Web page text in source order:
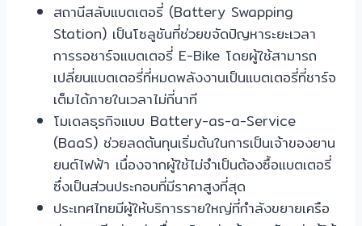
สถานีสลับแบตเตอรี่ (Battery Swapping
Station) เป็นโซลูชันที่ช่วยขจัดปัญหาระยะเวลา
การรอชาร์จแบตเตอรี่ E-Bike โดยผู้ใช้สามารถ
เปลี่ยนแบตเตอรี่ที่หมดพลังงานเป็นแบตเตอรี่ที่ชาร์จ
เต็มได้ภายในเวลาไม่กี่นาที
โมเดลธุรกิจแบบ Battery-as-a-Service
(BaaS) ช่วยลดต้นทุนเริ่มต้นในการเป็นเจ้าของยาน
ยนต์ไฟฟ้า เนื่องจากผู้ใช้ไม่จำเป็นต้องซื้อแบตเตอรี่
ซึ่งเป็นส่วนประกอบที่มีราคาสูงที่สุด
ประเทศไทยมีผู้ให้บริการรายใหญ่ที่กำลังขยายเครือ